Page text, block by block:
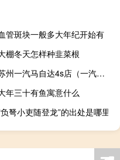
管斑块一般多大年纪开始有
棚冬天怎样种韭菜根
苏州一汽马自达4s店（一汽马自达4s店）
年三十有鱼寓意什么
负弩小吏随登龙”的出处是哪里